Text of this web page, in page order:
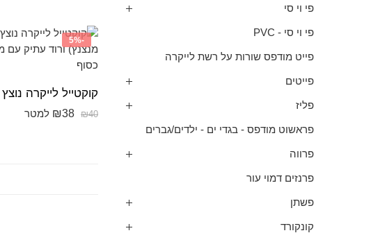
-5%
₪40
₪38 למטר
פי וי סי
פי וי סי - PVC
פייט מודפס שורות על רשת לייקרה
פייטים
פליז
פראשוט מודפס - בגדי ים - ילדים/גברים
פרווה
פרנזים דמוי עור
פשתן
קונקורד